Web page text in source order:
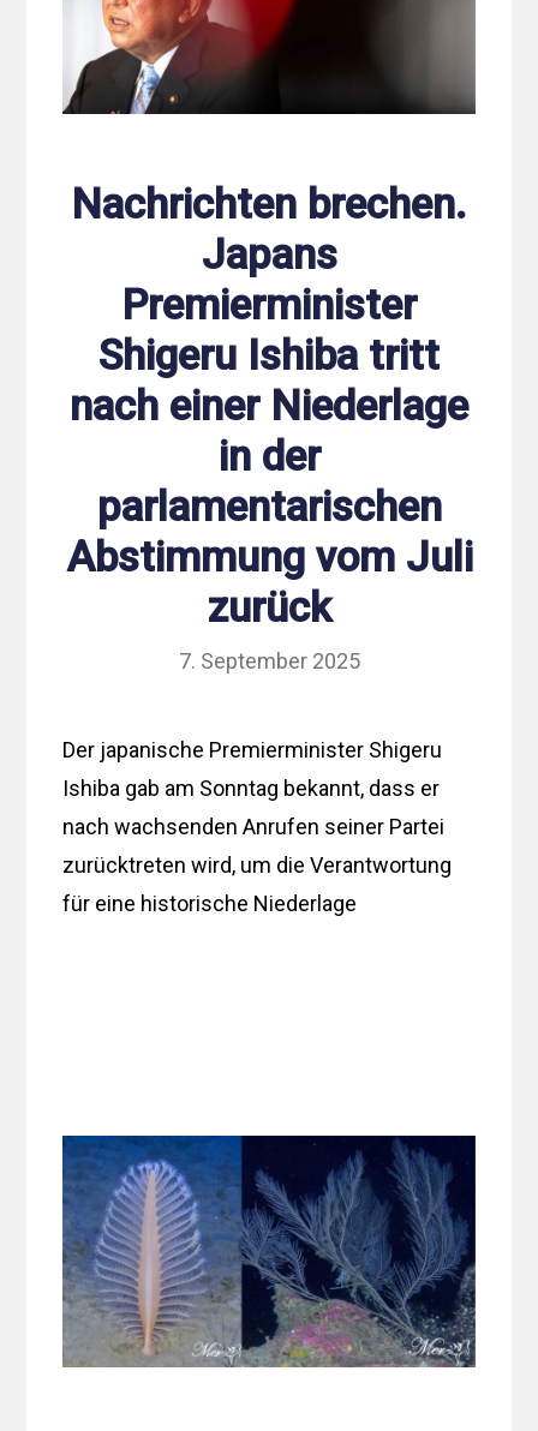
Nachrichten brechen.
Japans
Premierminister
Shigeru Ishiba tritt
nach einer Niederlage
in der
parlamentarischen
Abstimmung vom Juli
zurück
7. September 2025
Der japanische Premierminister Shigeru
Ishiba gab am Sonntag bekannt, dass er
nach wachsenden Anrufen seiner Partei
zurücktreten wird, um die Verantwortung
für eine historische Niederlage